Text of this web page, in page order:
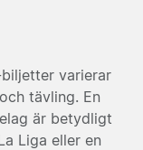
varierar
tävling. En
är betydligt
Liga eller en